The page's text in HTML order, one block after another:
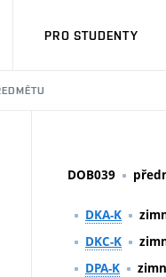
PRO STUDENTY
DOB039
DKA-K
DKC-K
DPA-K